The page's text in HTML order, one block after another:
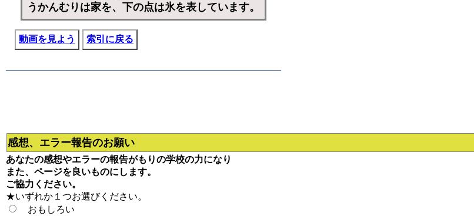
うかんむりは家を、下の点は氷を表しています。
動画を見よう 索引に戻る
感想、エラー報告のお願い
あなたの感想やエラーの報告がもりの学校の力になり
また、ページを良いものにします。
ご協力ください。
★いずれか１つお選びください。
おもしろい